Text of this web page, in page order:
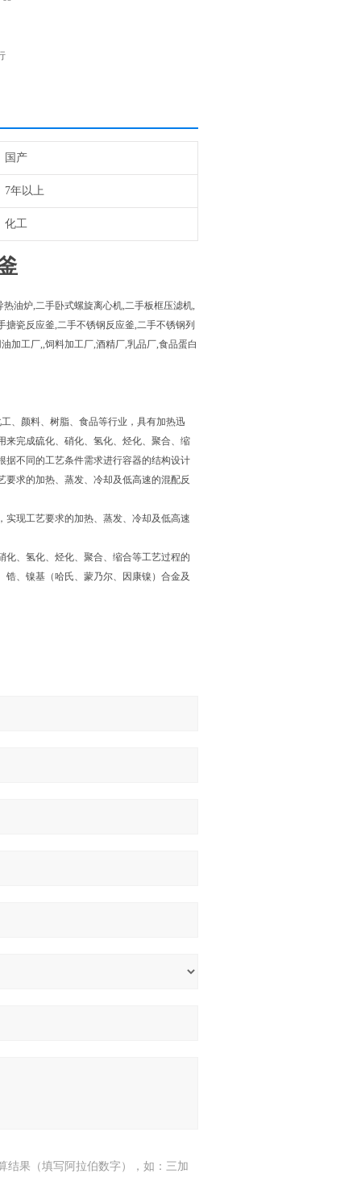
国产
7年以上
化工
油炉,二手卧式螺旋离心机,二手板框压滤机,
瓷反应釜,二手不锈钢反应釜,二手不锈钢列
加工厂,,饲料加工厂,酒精厂,乳品厂,食品蛋白
、颜料、树脂、食品等行业，具有加热迅
来完成硫化、硝化、氢化、烃化、聚合、缩
据不同的工艺条件需求进行容器的结构设计
求的加热、蒸发、冷却及低高速的混配反
现工艺要求的加热、蒸发、冷却及低高速
、氢化、烃化、聚合、缩合等工艺过程的
、镍基（哈氏、蒙乃尔、因康镍）合金及
结果（填写阿拉伯数字），如：三加